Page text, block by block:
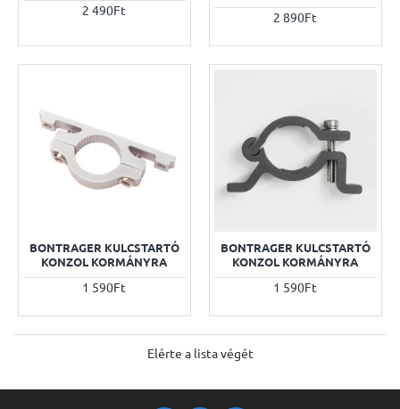
2 490Ft 2 890Ft
BONTRAGER KULCSTARTÓ
KONZOL KORMÁNYRA
1 590Ft
BONTRAGER KULCSTARTÓ
KONZOL KORMÁNYRA
1 590Ft
Elérte a lista végét